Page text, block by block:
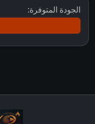
الجودة المتوفرة: